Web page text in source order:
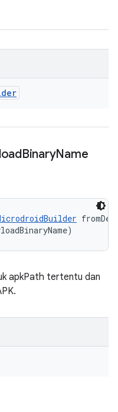
BinaryName
apkPath tertentu dan